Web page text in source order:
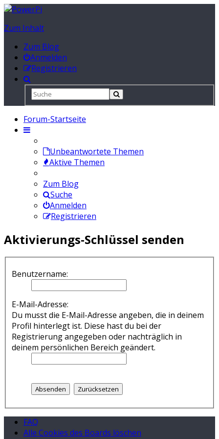
Zum Inhalt
Zum Blog
Anmelden
Registrieren
Forum-Startseite
Unbeantwortete Themen
Aktive Themen
Zum Blog
Suche
Anmelden
Registrieren
Aktivierungs-Schlüssel senden
Benutzername:
E-Mail-Adresse:
Du musst die E-Mail-Adresse angeben, die in deinem
Profil hinterlegt ist. Diese hast du bei der
Registrierung angegeben oder nachträglich in
deinem persönlichen Bereich geändert.
FAQ
Alle Cookies des Boards löschen